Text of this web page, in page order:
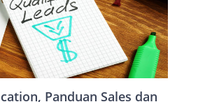
Panduan Sales dan